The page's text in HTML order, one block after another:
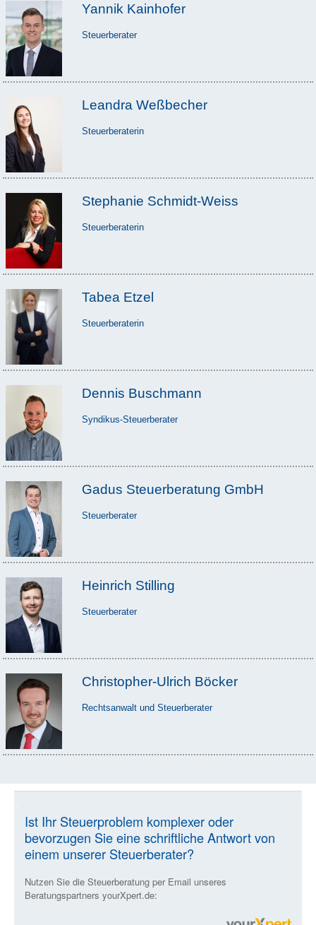
Yannik Kainhofer
Steuerberater
Leandra Weßbecher
Steuerberaterin
Stephanie Schmidt-Weiss
Steuerberaterin
Tabea Etzel
Steuerberaterin
Dennis Buschmann
Syndikus-Steuerberater
Gadus Steuerberatung GmbH
Steuerberater
Heinrich Stilling
Steuerberater
Christopher-Ulrich Böcker
Rechtsanwalt und Steuerberater